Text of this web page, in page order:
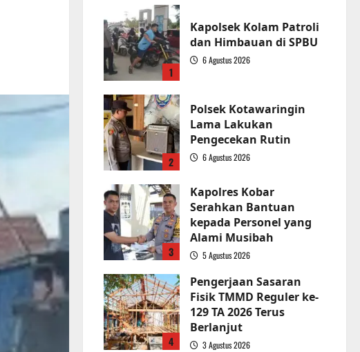
1
Kapolsek Kolam Patroli
dan Himbauan di SPBU
6 Agustus 2026
2
Polsek Kotawaringin
Lama Lakukan
Pengecekan Rutin
6 Agustus 2026
3
Kapolres Kobar
Serahkan Bantuan
kepada Personel yang
Alami Musibah
5 Agustus 2026
4
Pengerjaan Sasaran
Fisik TMMD Reguler ke-
129 TA 2026 Terus
Berlanjut
3 Agustus 2026